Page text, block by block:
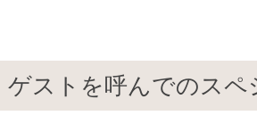
ゲストを呼んでのス